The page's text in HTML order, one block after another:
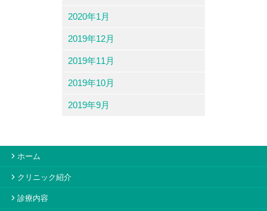
2020年1月
2019年12月
2019年11月
2019年10月
2019年9月
ホーム
クリニック紹介
診療内容